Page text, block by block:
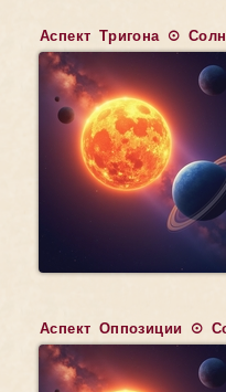
Аспект Тригона ☉
Аспект Оппозиции ☉